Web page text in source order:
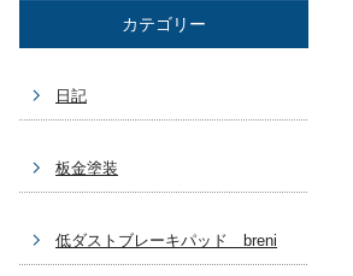
カテゴリー
日記
板金塗装
低ダストブレーキパッド breni